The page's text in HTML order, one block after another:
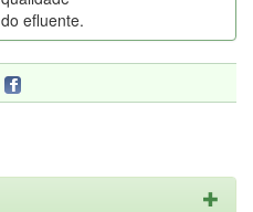
do efluente.